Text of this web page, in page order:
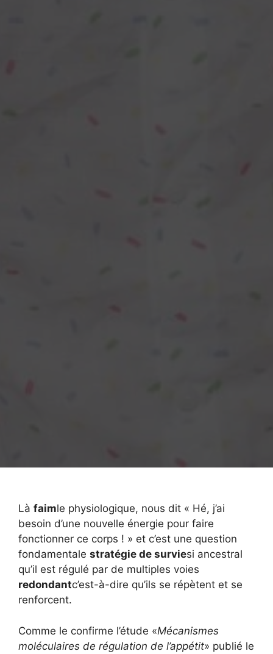
Là faimle physiologique, nous dit « Hé, j’ai
besoin d’une nouvelle énergie pour faire
fonctionner ce corps ! » et c’est une question
fondamentale stratégie de surviesi ancestral
qu’il est régulé par de multiples voies
redondantc’est-à-dire qu’ils se répètent et se
renforcent.
Comme le confirme l’étude «Mécanismes
moléculaires de régulation de l’appétit» publié le